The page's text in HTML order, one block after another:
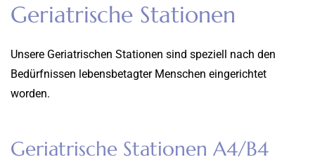
Geriatrische Stationen
Unsere Geriatrischen Stationen sind speziell nach den
Bedürfnissen lebensbetagter Menschen eingerichtet
worden.
Geriatrische Stationen A4/B4